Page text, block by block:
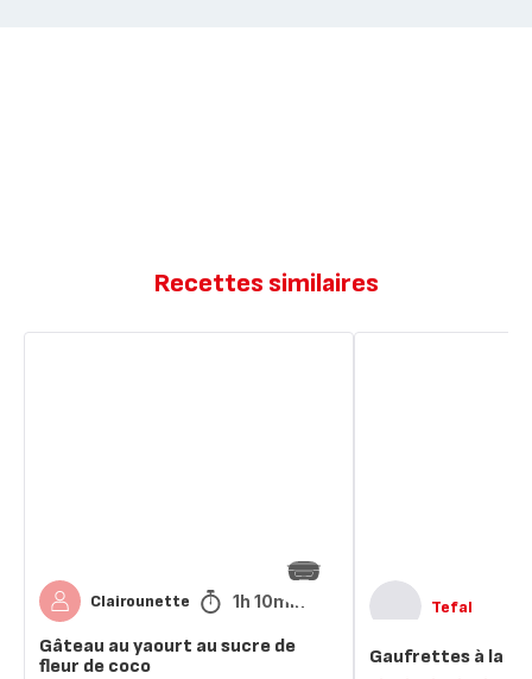
Recettes similaires
Clairounette 1h 10min
Gâteau au yaourt au sucre de
fleur de coco
Tefal
Gaufrettes à la